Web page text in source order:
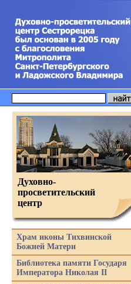
Духовно-
просветительский
центр
Храм иконы Тихвинской
Божией Матери
Библиотека памяти Государя
Императора Николая II